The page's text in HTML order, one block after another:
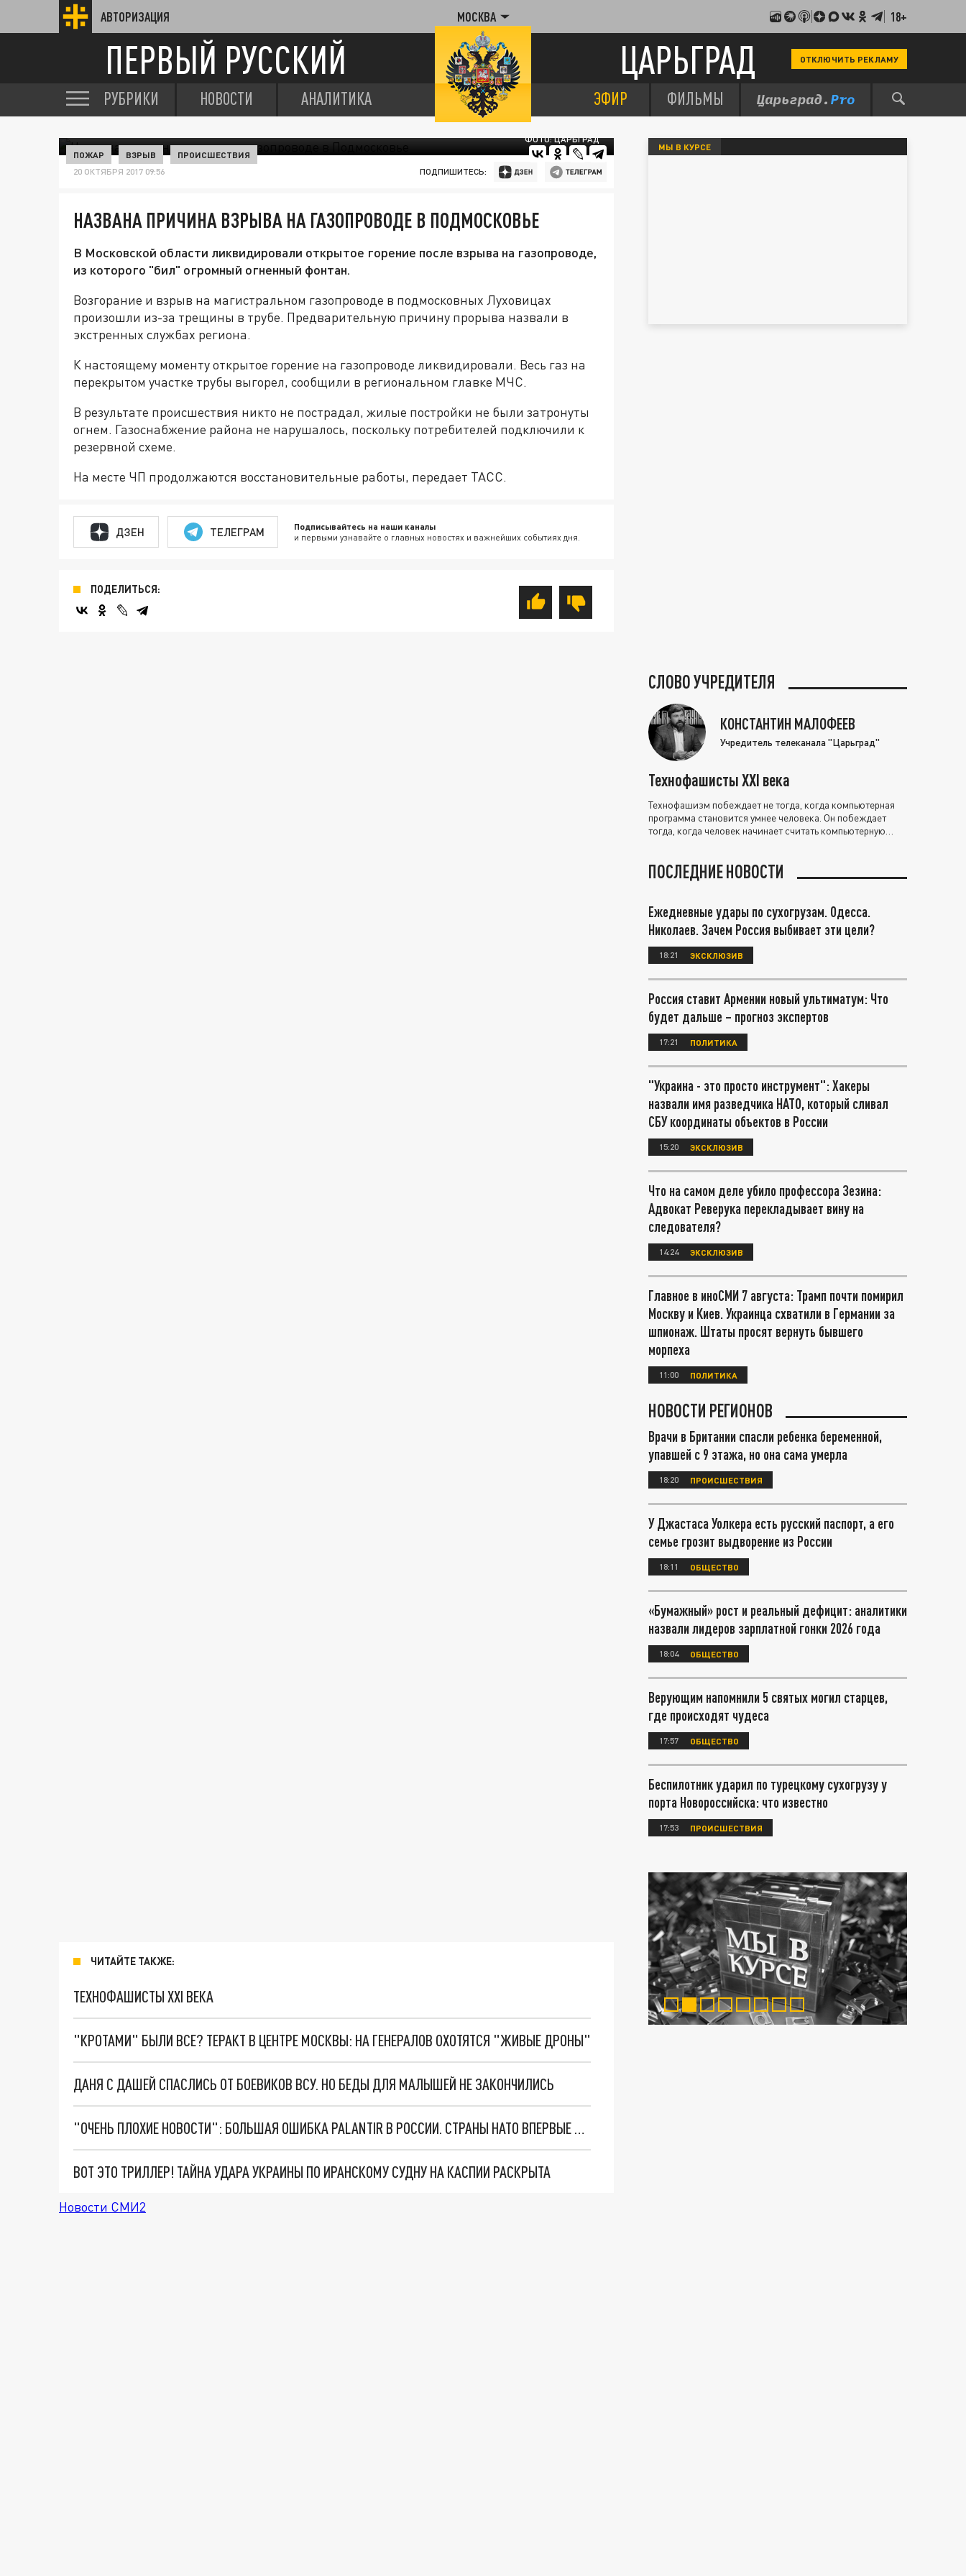
АВТОРИЗАЦИЯ МОСКВА 18+
ПЕРВЫЙ РУССКИЙ ЦАРЬГРАД ОТКЛЮЧИТЬ РЕКЛАМУ
РУБРИКИ НОВОСТИ АНАЛИТИКА ЭФИР ФИЛЬМЫ
ФОТО: ЦАРЬГРАД
ПОЖАР ВЗРЫВ ПРОИСШЕСТВИЯ
20 ОКТЯБРЯ 2017 09:56 ПОДПИШИТЕСЬ:
НАЗВАНА ПРИЧИНА ВЗРЫВА НА ГАЗОПРОВОДЕ В ПОДМОСКОВЬЕ
В Московской области ликвидировали открытое горение после взрыва на газопроводе,
из которого "бил" огромный огненный фонтан.
Возгорание и взрыв на магистральном газопроводе в подмосковных Луховицах
произошли из-за трещины в трубе. Предварительную причину прорыва назвали в
экстренных службах региона.
К настоящему моменту открытое горение на газопроводе ликвидировали. Весь газ на
перекрытом участке трубы выгорел, сообщили в региональном главке МЧС.
В результате происшествия никто не пострадал, жилые постройки не были затронуты
огнем. Газоснабжение района не нарушалось, поскольку потребителей подключили к
резервной схеме.
На месте ЧП продолжаются восстановительные работы, передает ТАСС.
ДЗЕН ТЕЛЕГРАМ Подписывайтесь на наши каналы
и первыми узнавайте о главных новостях и важнейших событиях дня.
ПОДЕЛИТЬСЯ:
ЧИТАЙТЕ ТАКЖЕ:
ТЕХНОФАШИСТЫ XXI ВЕКА
"КРОТАМИ" БЫЛИ ВСЕ? ТЕРАКТ В ЦЕНТРЕ МОСКВЫ: НА ГЕНЕРАЛОВ ОХОТЯТСЯ "ЖИВЫЕ ДРОНЫ"
ДАНЯ С ДАШЕЙ СПАСЛИСЬ ОТ БОЕВИКОВ ВСУ. НО БЕДЫ ДЛЯ МАЛЫШЕЙ НЕ ЗАКОНЧИЛИСЬ
"ОЧЕНЬ ПЛОХИЕ НОВОСТИ": БОЛЬШАЯ ОШИБКА PALANTIR В РОССИИ. СТРАНЫ НАТО ВПЕРВЫЕ ЗА СВО ОСТАНОВИЛИ ПОСТАВКИ ОРУЖИЯ. ВСУ ТЕРЯЮТ ПРИГРАНИЧЬЕ?
ВОТ ЭТО ТРИЛЛЕР! ТАЙНА УДАРА УКРАИНЫ ПО ИРАНСКОМУ СУДНУ НА КАСПИИ РАСКРЫТА
Новости СМИ2
МЫ В КУРСЕ
СЛОВО УЧРЕДИТЕЛЯ
КОНСТАНТИН МАЛОФЕЕВ
Учредитель телеканала "Царьград"
Технофашисты XXI века
Технофашизм побеждает не тогда, когда компьютерная
программа становится умнее человека. Он побеждает
тогда, когда человек начинает считать компьютерную
ПОСЛЕДНИЕ НОВОСТИ
Ежедневные удары по сухогрузам. Одесса.
Николаев. Зачем Россия выбивает эти цели?
18:21 ЭКСКЛЮЗИВ
Россия ставит Армении новый ультиматум: Что
будет дальше – прогноз экспертов
17:21 ПОЛИТИКА
"Украина - это просто инструмент": Хакеры
назвали имя разведчика НАТО, который сливал
СБУ координаты объектов в России
15:20 ЭКСКЛЮЗИВ
Что на самом деле убило профессора Зезина:
Адвокат Реверука перекладывает вину на
следователя?
14:24 ЭКСКЛЮЗИВ
Главное в иноСМИ 7 августа: Трамп почти помирил
Москву и Киев. Украинца схватили в Германии за
шпионаж. Штаты просят вернуть бывшего
морпеха
11:00 ПОЛИТИКА
НОВОСТИ РЕГИОНОВ
Врачи в Британии спасли ребенка беременной,
упавшей с 9 этажа, но она сама умерла
18:20 ПРОИСШЕСТВИЯ
У Джастаса Уолкера есть русский паспорт, а его
семье грозит выдворение из России
18:11 ОБЩЕСТВО
«Бумажный» рост и реальный дефицит: аналитики
назвали лидеров зарплатной гонки 2026 года
18:04 ОБЩЕСТВО
Верующим напомнили 5 святых могил старцев,
где происходят чудеса
17:57 ОБЩЕСТВО
Беспилотник ударил по турецкому сухогрузу у
порта Новороссийска: что известно
17:53 ПРОИСШЕСТВИЯ